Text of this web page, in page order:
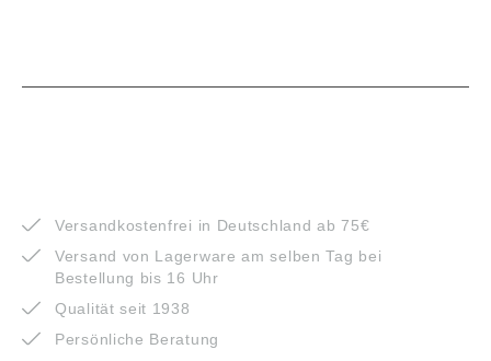
Versandkostenfrei in Deutschland ab 75€
Versand von Lagerware am selben Tag bei
Bestellung bis 16 Uhr
Qualität seit 1938
Persönliche Beratung